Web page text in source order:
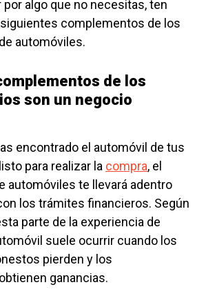
por algo que no necesitas, ten
complementos de los
automóviles.
de los
son un negocio
encontrado el automóvil de tus
para realizar la compra, el
automóviles te llevará adentro
los trámites financieros. Según
parte de la experiencia de
suele ocurrir cuando los
pierden y los
ganancias.